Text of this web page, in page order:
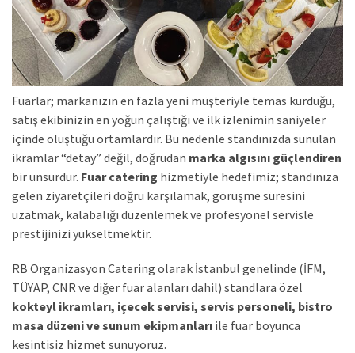
Fuarlar; markanızın en fazla yeni müşteriyle temas kurduğu,
satış ekibinizin en yoğun çalıştığı ve ilk izlenimin saniyeler
içinde oluştuğu ortamlardır. Bu nedenle standınızda sunulan
ikramlar “detay” değil, doğrudan marka algısını güçlendiren
bir unsurdur. Fuar catering hizmetiyle hedefimiz; standınıza
gelen ziyaretçileri doğru karşılamak, görüşme süresini
uzatmak, kalabalığı düzenlemek ve profesyonel servisle
prestijinizi yükseltmektir.
RB Organizasyon Catering olarak İstanbul genelinde (İFM,
TÜYAP, CNR ve diğer fuar alanları dahil) standlara özel
kokteyl ikramları, içecek servisi, servis personeli, bistro
masa düzeni ve sunum ekipmanları ile fuar boyunca
kesintisiz hizmet sunuyoruz.